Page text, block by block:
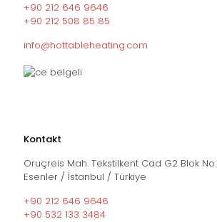
+90 212 646 9646
+90 212 508 85 85
info@hottableheating.com
Kontakt
Oruçreis Mah. Tekstilkent Cad G2 Blok
Esenler / İstanbul / Türkiye
+90 212 646 9646
+90 532 133 3484